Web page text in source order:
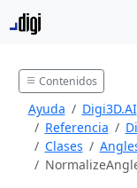
Contenidos
Ayuda Digi3D.AI
Referencia
Clases